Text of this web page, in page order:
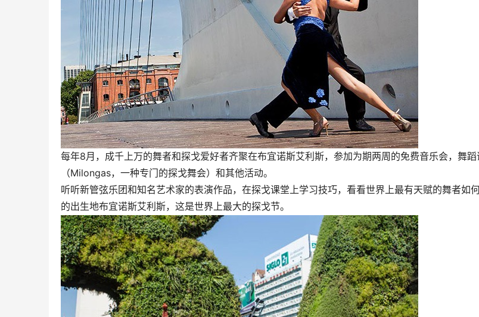
每年8月，成千上万的舞者和探戈爱好者齐聚在布宜诺斯艾利斯，参加为期两周的免费音乐会，舞
（Milongas，一种专门的探戈舞会）和其他活动。
听听新管弦乐团和知名艺术家的表演作品，在探戈课堂上学习技巧，看看世界上最有天赋的舞者
的出生地布宜诺斯艾利斯，这是世界上最大的探戈节。